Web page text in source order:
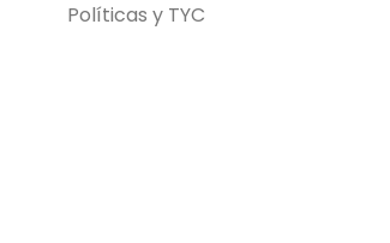
Políticas y TYC